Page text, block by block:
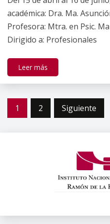
Gallardo
académica: Dra. Ma.
Profesora: Mtra. en Psic.
Dirigido a: Profesionales
Leer más
Paginación
1 2 Siguiente